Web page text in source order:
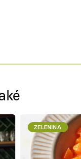
ZELENINA